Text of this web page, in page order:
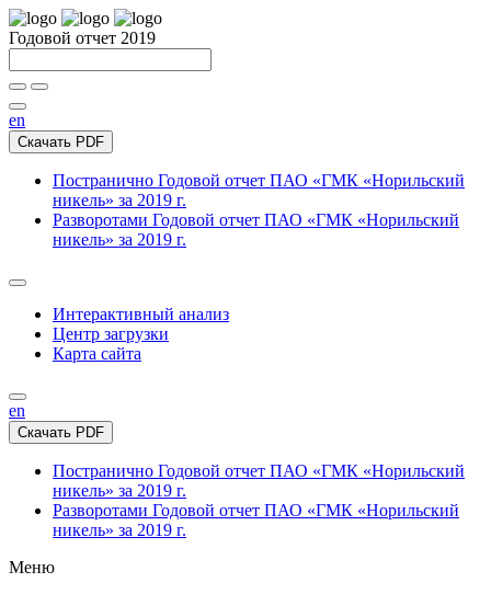
Годовой отчет 2019
en
Скачать PDF
Постранично Годовой отчет ПАО «ГМК «Норильский
никель» за 2019 г.
Разворотами Годовой отчет ПАО «ГМК «Норильский
никель» за 2019 г.
Интерактивный анализ
Центр загрузки
Карта сайта
en
Скачать PDF
Постранично Годовой отчет ПАО «ГМК «Норильский
никель» за 2019 г.
Разворотами Годовой отчет ПАО «ГМК «Норильский
никель» за 2019 г.
Меню